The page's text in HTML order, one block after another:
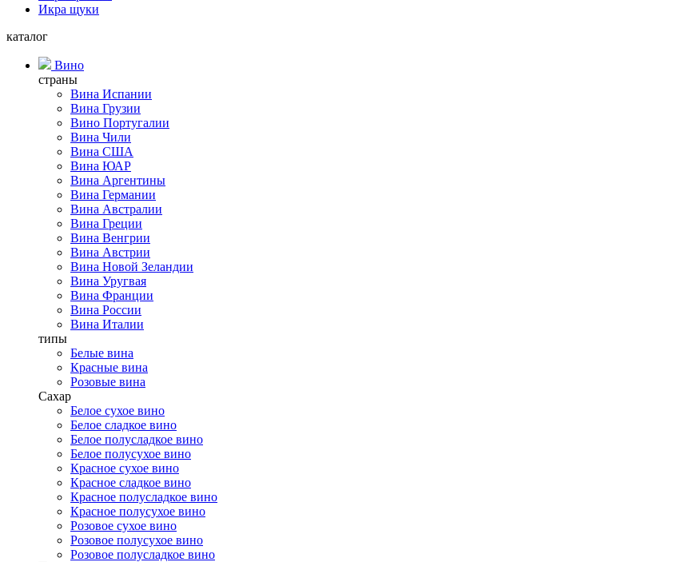
Икра щуки
каталог
Вино
страны
Вина Испании
Вина Грузии
Вино Португалии
Вина Чили
Вина США
Вина ЮАР
Вина Аргентины
Вина Германии
Вина Австралии
Вина Греции
Вина Венгрии
Вина Австрии
Вина Новой Зеландии
Вина Уругвая
Вина Франции
Вина России
Вина Италии
типы
Белые вина
Красные вина
Розовые вина
Сахар
Белое сухое вино
Белое сладкое вино
Белое полусладкое вино
Белое полусухое вино
Красное сухое вино
Красное сладкое вино
Красное полусладкое вино
Красное полусухое вино
Розовое сухое вино
Розовое полусухое вино
Розовое полусладкое вино